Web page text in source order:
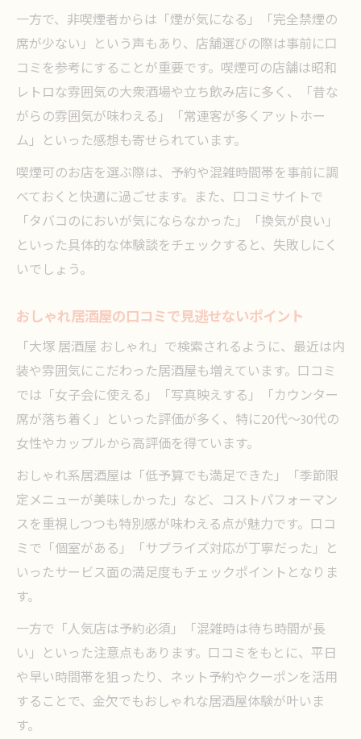
一方で、非喫煙者からは「煙が気になる」「完全禁煙の
席が少ない」という声もあり、店舗選びの際は事前に口
コミを参考にすることが重要です。喫煙可の店舗は昭和
レトロな雰囲気の大衆酒場や立ち飲み店に多く、「昔な
がらの雰囲気が味わえる」「常連客が多くアットホー
ム」といった感想も寄せられています。
喫煙可のお店を選ぶ際は、予約や混雑時間帯を事前に調
べておくと快適に過ごせます。また、口コミサイトで
「タバコのにおいが気にならなかった」「換気が良い」
といった具体的な体験談をチェックすると、失敗しにく
いでしょう。
おしゃれ居酒屋の口コミで見逃せないポイント
「大塚 居酒屋 おしゃれ」で検索されるように、最近は内
装や雰囲気にこだわった居酒屋も増えています。口コミ
では「女子会に使える」「写真映えする」「カウンター
席が落ち着く」といった評価が多く、特に20代～30代の
女性やカップルから高評価を得ています。
おしゃれ系居酒屋は「低予算でも満足できた」「季節限
定メニューが美味しかった」など、コストパフォーマン
スを重視しつつも特別感が味わえる点が魅力です。口コ
ミで「個室がある」「サプライズ対応が丁寧だった」と
いったサービス面の満足度もチェックポイントとなりま
す。
一方で「人気店は予約必須」「混雑時は待ち時間が長
い」といった注意点もあります。口コミをもとに、平日
や早い時間帯を狙ったり、ネット予約やクーポンを活用
することで、金欠でもおしゃれな居酒屋体験が叶いま
す。